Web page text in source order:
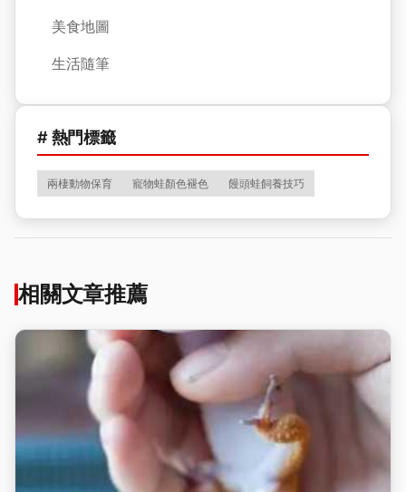
美食地圖
生活隨筆
# 熱門標籤
兩棲動物保育 寵物蛙顏色褪色 饅頭蛙飼養技巧
相關文章推薦